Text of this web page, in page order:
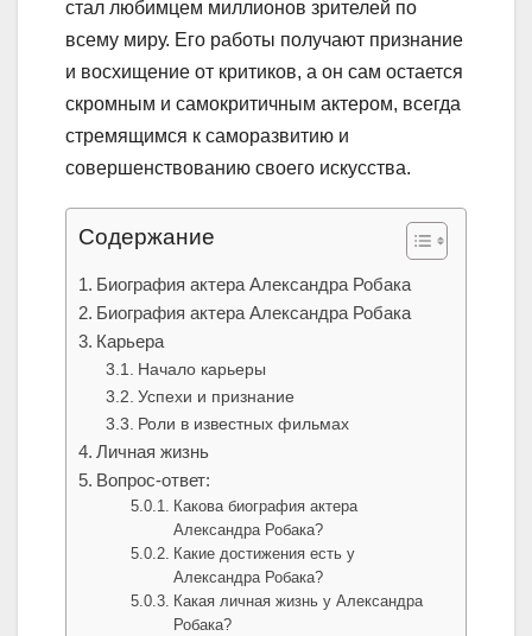
стал любимцем миллионов зрителей по
всему миру. Его работы получают признание
и восхищение от критиков, а он сам остается
скромным и самокритичным актером, всегда
стремящимся к саморазвитию и
совершенствованию своего искусства.
Содержание
Биография актера Александра Робака
Биография актера Александра Робака
Карьера
Начало карьеры
Успехи и признание
Роли в известных фильмах
Личная жизнь
Вопрос-ответ:
Какова биография актера
Александра Робака?
Какие достижения есть у
Александра Робака?
Какая личная жизнь у Александра
Робака?